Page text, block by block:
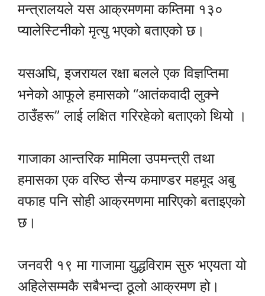
मन्त्रालयले यस आक्रमणमा कम्तिमा १३०
प्यालेस्टिनीको मृत्यु भएको बताएको छ।
यसअघि, इजरायल रक्षा बलले एक विज्ञप्तिमा
भनेको आफूले हमासको “आतंकवादी लुक्ने
ठाउँहरू” लाई लक्षित गरिरहेको बताएको थियो ।
गाजाका आन्तरिक मामिला उपमन्त्री तथा
हमासका एक वरिष्ठ सैन्य कमाण्डर महमूद अबु
वफाह पनि सोही आक्रमणमा मारिएको बताइएको
छ।
जनवरी १९ मा गाजामा युद्धविराम सुरु भएयता यो
अहिलेसम्मकै सबैभन्दा ठूलो आक्रमण हो।